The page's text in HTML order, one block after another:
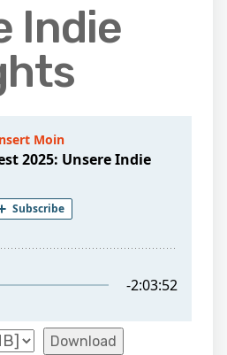
Indie
Download